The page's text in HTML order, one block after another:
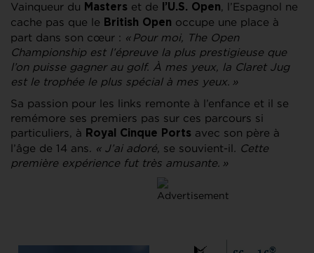
Vainqueur du Masters et de l’U.S. Open, l’Espagnol ne
cache pas que le British Open occupe une place à
part dans son cœur : « Pour moi, The Open
Championship est l’épreuve la plus prestigieuse que
l’on puisse gagner au golf. À mes yeux, la Claret Jug
est le trophée le plus spécial à mes yeux. »
Sa passion pour les links remonte à l’enfance et il se
remémore ses premiers pas sur ces parcours si
particuliers, à Royal Cinque Ports avec son père à
l’âge de 14 ans. « J’ai adoré, se souvient-il. Cette
première expérience fut très amusante. »